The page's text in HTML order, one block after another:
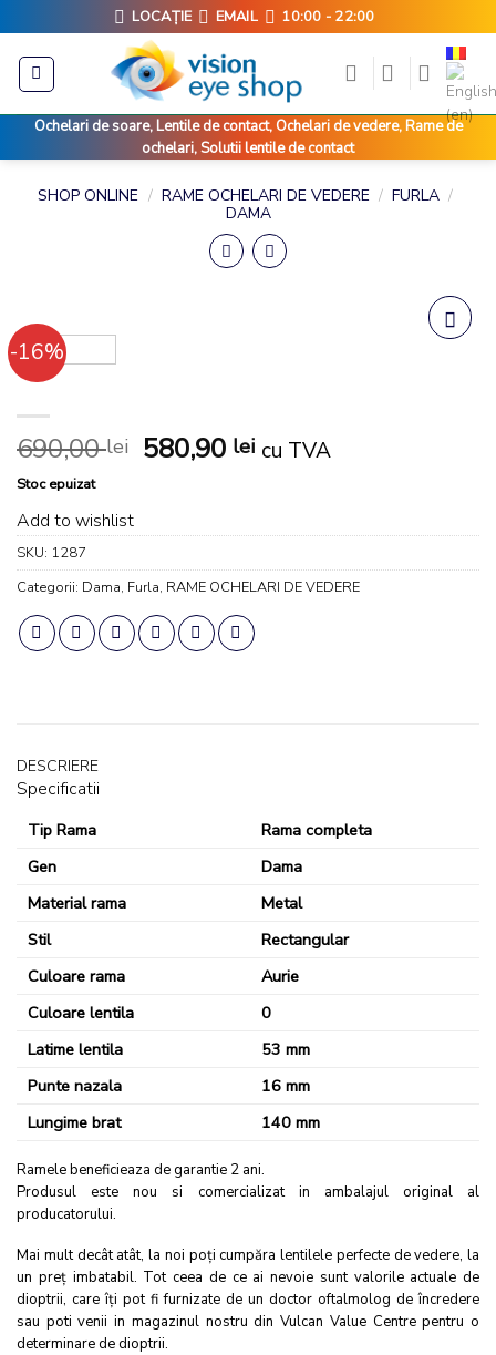
to
content
LOCAȚIE EMAIL 10:00 - 22:00
Ochelari de soare, Lentile de contact, Ochelari de vedere, Rame de
ochelari, Solutii lentile de contact
SHOP ONLINE / RAME OCHELARI DE VEDERE / FURLA /
DAMA
-16%
RAMA OCHELARI DE VEDERE FURLA VU4336 0301
690,00lei 580,90 lei cu TVA
Stoc epuizat
Add to wishlist
SKU: 1287
Categorii: Dama, Furla, RAME OCHELARI DE VEDERE
DESCRIERE
Specificatii
Tip Rama
Rama completa
Gen
Dama
Material rama
Metal
Stil
Rectangular
Culoare rama
Aurie
Culoare lentila
0
Latime lentila
53 mm
Punte nazala
16 mm
Lungime brat
140 mm
Ramele beneficieaza de garantie 2 ani​.
Produsul este nou si comercializat in ambalajul original al
producatorului.
Mai mult decât atât, la noi poţi cumpăra lentilele perfecte de vedere, la
un preţ imbatabil. Tot ceea de ce ai nevoie sunt valorile actuale de
dioptrii, care îţi pot fi furnizate de un doctor oftalmolog de încredere
sau poti venii in magazinul nostru din Vulcan Value Centre pentru o
determinare de dioptrii.